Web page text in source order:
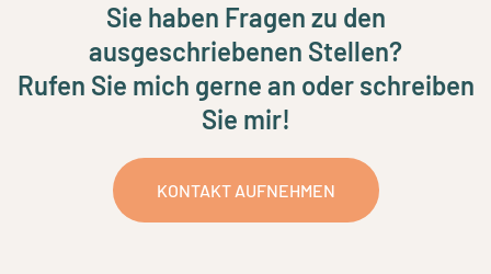
Sie haben Fragen zu den
ausgeschriebenen Stellen?
Rufen Sie mich gerne an oder schreiben
Sie mir!
KONTAKT AUFNEHMEN